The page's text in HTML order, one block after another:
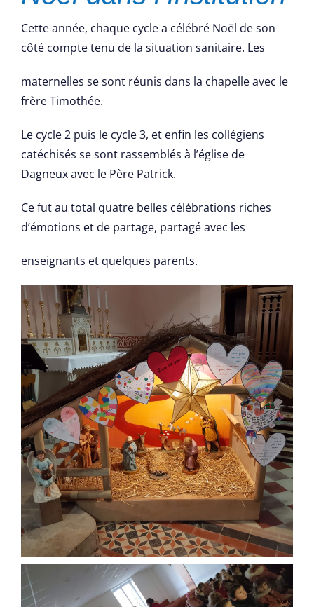
Cette année, chaque cycle a célébré Noël de son
côté compte tenu de la situation sanitaire. Les
maternelles se sont réunis dans la chapelle avec le
frère Timothée.
Le cycle 2 puis le cycle 3, et enfin les collégiens
catéchisés se sont rassemblés à l’église de
Dagneux avec le Père Patrick.
Ce fut au total quatre belles célébrations riches
d’émotions et de partage, partagé avec les
enseignants et quelques parents.